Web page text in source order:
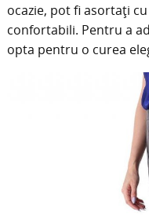
ocazie, pot fi asortați
confortabili. Pentru a
opta pentru o curea